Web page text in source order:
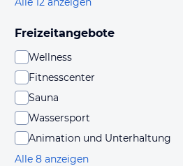
Freizeitangebote
Wellness
Fitnesscenter
Sauna
Wassersport
Animation und Unterhaltung
Alle 8 anzeigen